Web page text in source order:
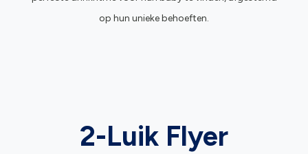
op hun unieke behoeften.
2-Luik Flyer